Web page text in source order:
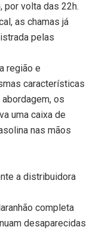
por volta das 22h.
as chamas já
pelas
região e
características
os
uma caixa de
nas mãos
a distribuidora
completa
desaparecidas